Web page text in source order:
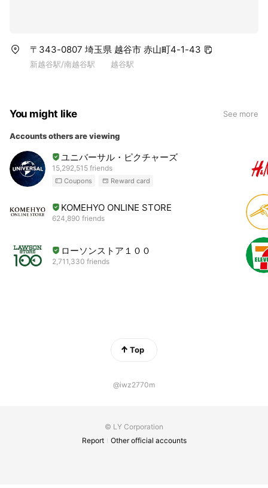
〒343-0807 埼玉県 越谷市 赤山町4-1-43
新越谷駅/南越谷駅 越谷駅
You might like See more
Accounts others are viewing
ユニバーサル・ピクチャーズ
15,292,515 friends
Coupons Reward card
KOMEHYO ONLINE STORE
624,890 friends
ローソンストア１００
2,711,330 friends
Top
@iwz2770m
© LY Corporation
Report
Other official accounts